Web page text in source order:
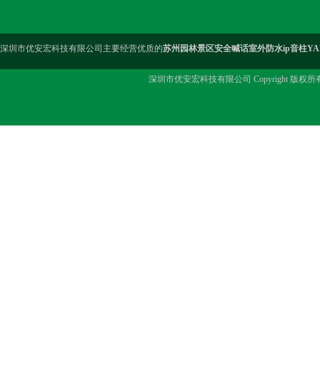
深圳市优安宏科技有限公司主要经营优质的苏州园林景区安全喊话室外防水ip音柱
深圳市优安宏科技有限公司 Copyright 版权所